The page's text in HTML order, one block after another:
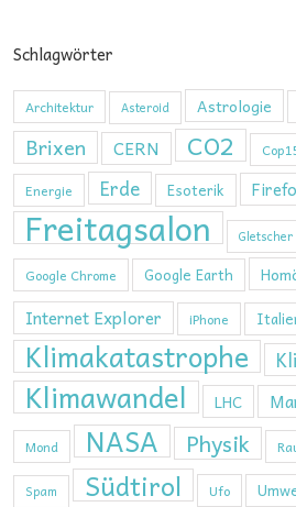
Schlagwörter
Architektur Asteroid Astrologie
Brixen CERN CO2
Energie
Erde Esoterik
Freitagsalon Gletscher
Google Chrome Google Earth
Internet Explorer iPhone
Klimakatastrophe
Klimawandel LHC
Mond NASA Physik
Spam Südtirol Ufo